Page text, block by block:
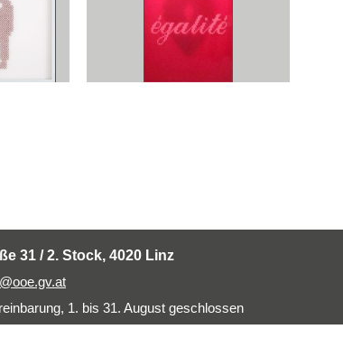
31 / 2. Stock, 4020 Linz
1. bis 31. August geschlossen